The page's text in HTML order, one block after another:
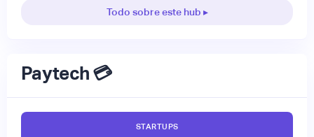
Todo sobre este hub ▸
Paytech 💳
STARTUPS